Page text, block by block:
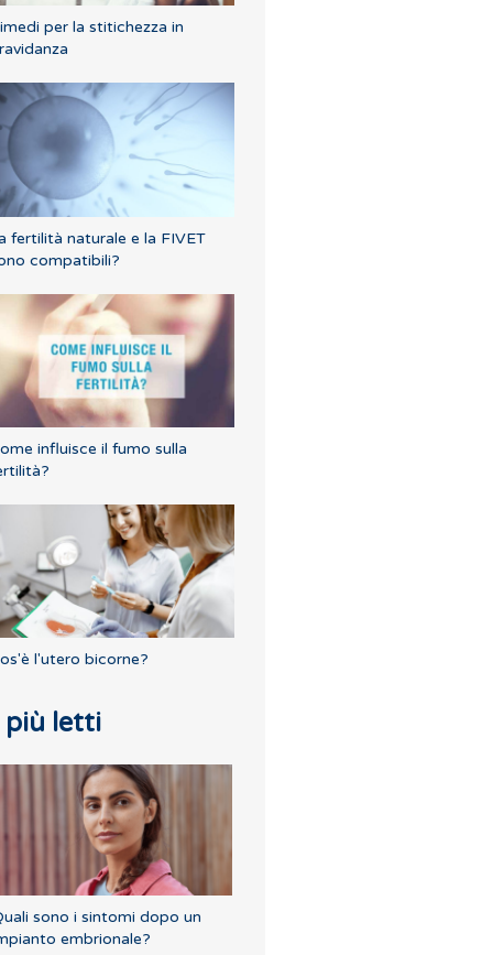
per la stitichezza in
fertilità naturale e la FIVET
compatibili?
influisce il fumo sulla
l'utero bicorne?
più letti
sono i sintomi dopo un
embrionale?